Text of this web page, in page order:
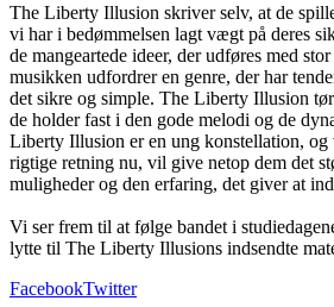
The Liberty Illusion skriver selv, at de
vi har i bedømmelsen lagt vægt på deres
de mangeartede ideer, der udføres med
musikken udfordrer en genre, der har
det sikre og simple. The Liberty Illusion
de holder fast i den gode melodi og de
Liberty Illusion er en ung konstellation, og
rigtige retning nu, vil give netop dem det
muligheder og den erfaring, det giver at
Vi ser frem til at følge bandet i
lytte til The Liberty Illusions indsendte
FacebookTwitter